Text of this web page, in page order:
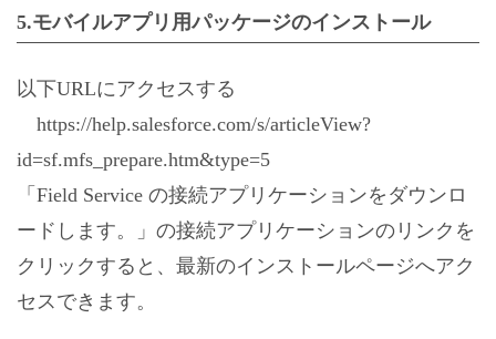
5.モバイルアプリ用パッケージのインストール
以下URLにアクセスする
https://help.salesforce.com/s/articleView?
id=sf.mfs_prepare.htm&type=5
「Field Service の接続アプリケーションをダウンロ
ードします。」の接続アプリケーションのリンクを
クリックすると、最新のインストールページへアク
セスできます。